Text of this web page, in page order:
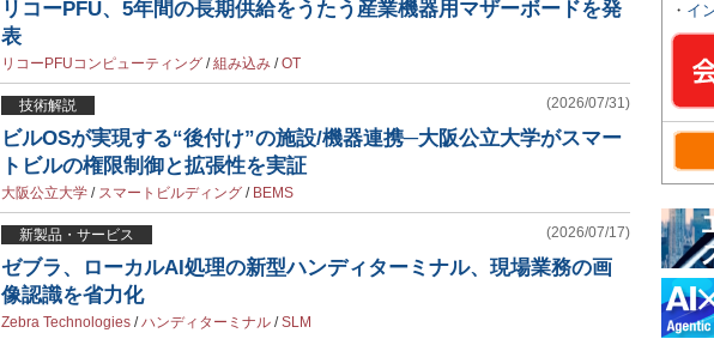
リコーPFU、5年間の長期供給をうたう産業機器用マザーボードを発
表
リコーPFUコンピューティング /組み込み /OT
技術解説 (2026/07/31)
ビルOSが実現する“後付け”の施設/機器連携─大阪公立大学がスマー
トビルの権限制御と拡張性を実証
大阪公立大学 / スマートビルディング / BEMS
新製品・サービス (2026/07/17)
ゼブラ、ローカルAI処理の新型ハンディターミナル、現場業務の画
像認識を省力化
Zebra Technologies /ハンディターミナル /SLM
・ イ